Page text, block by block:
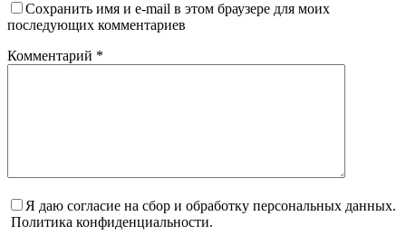
Сохранить имя и e-mail в этом браузере для моих
последующих комментариев
Комментарий *
Я даю согласие на сбор и обработку персональных данных.
Политика конфиденциальности.